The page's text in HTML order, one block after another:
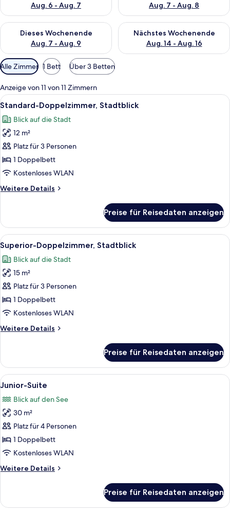
Aug. 6 - Aug. 7
Aug. 7 - Aug. 8
Dieses Wochenende
Aug. 7 - Aug. 9
Überprüfe die Verfügbarkeit für dieses Wochenende, Aug. 7
Nächstes Wochenende
Aug. 14 - Aug. 16
Überprüfe die Verfügbarkeit
Verfügbare
Filter
für
Zimmer
Alle Zimmer 1 Bett Über 3 Betten
Anzeige von 11 von 11 Zimmern
Alle
Fotos
für
Standard-
Doppelzimmer,
Stadtblick
anzeigen
Ein ordentlich bezogenes Bett mit
20
Standard-Doppelzimmer, Stadtblick
Blick auf die Stadt
12 m²
Platz für 3 Personen
1 Doppelbett
Kostenloses WLAN
Weitere Details
Weitere
Doppelzimmer,
Stadtblick
Preise für Reisedaten anzeigen
Alle
Fotos
für
Superior-
Doppelzimmer,
Stadtblick
anzeigen
Ein Schlafzimmer mit
13
Superior-Doppelzimmer, Stadtblick
Blick auf die Stadt
15 m²
Platz für 3 Personen
1 Doppelbett
Kostenloses WLAN
Weitere Details
Weitere
Doppelzimmer,
Stadtblick
Preise für Reisedaten anzeigen
Alle
Fotos
für
Junior-
Suite
anzeigen
Ein modernes Hotelzimmer mit
8
Junior-Suite
Blick auf den See
30 m²
Platz für 4 Personen
1 Doppelbett
Kostenloses WLAN
Weitere Details
Weitere
Suite
Preise für Reisedaten anzeigen